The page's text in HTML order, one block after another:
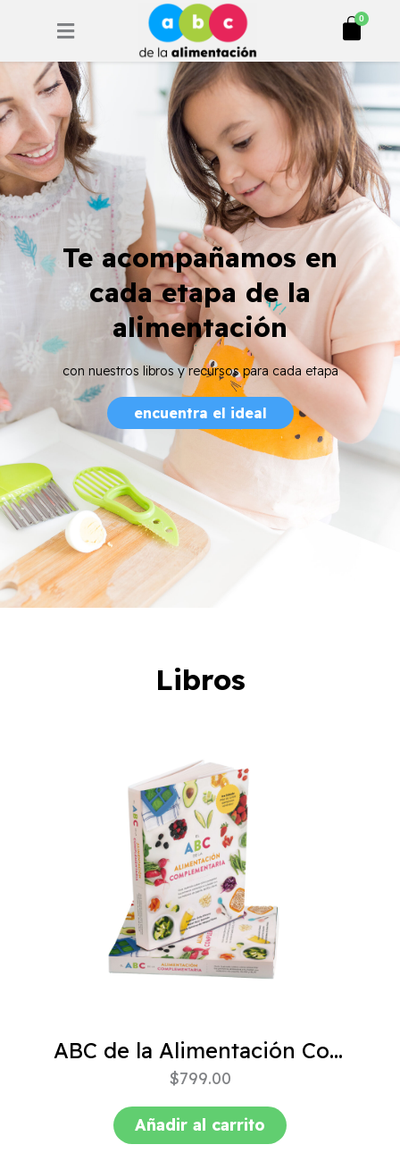
0
Cart
Te acompañamos en
cada etapa de la
alimentación
con nuestros libros y recursos para cada etapa
encuentra el ideal
Libros
ABC de la Alimentación Complementaria 4ta edición
$799.00
Añadir al carrito